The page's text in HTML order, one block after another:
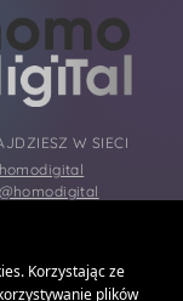
W SIECI
homodigital
@homodigital
Korzystając ze
plików